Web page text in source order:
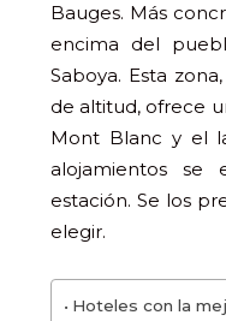
Bauges. Más
encima del
Saboya. Esta
de altitud, ofrece
Mont Blanc y el
alojamientos se
estación. Se los
elegir.
Hoteles con la